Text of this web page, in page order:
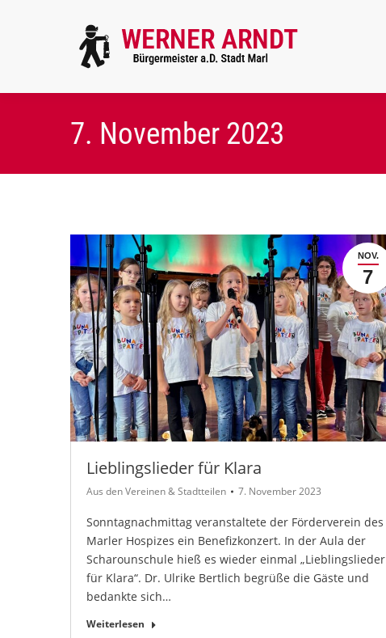
7. November 2023
NOV.
7
Lieblingslieder für Klara
Aus den Vereinen & Stadtteilen 7. November 2023
Sonntagnachmittag veranstaltete der Förderverein des
Marler Hospizes ein Benefizkonzert. In der Aula der
Scharounschule hieß es wieder einmal „Lieblingslieder
für Klara“. Dr. Ulrike Bertlich begrüße die Gäste und
bedankte sich…
Weiterlesen